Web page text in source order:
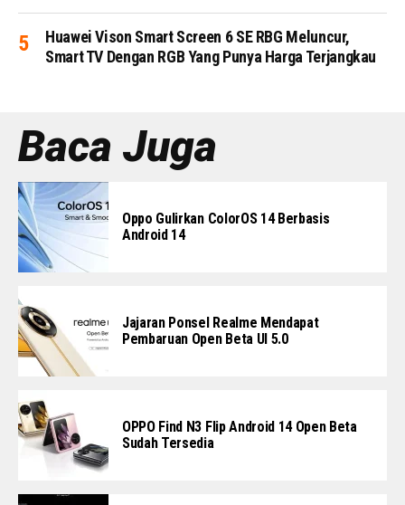
Huawei Vison Smart Screen 6 SE RBG Meluncur,
Smart TV Dengan RGB Yang Punya Harga Terjangkau
Baca Juga
Oppo Gulirkan ColorOS 14 Berbasis
Android 14
Jajaran Ponsel Realme Mendapat
Pembaruan Open Beta UI 5.0
OPPO Find N3 Flip Android 14 Open Beta
Sudah Tersedia